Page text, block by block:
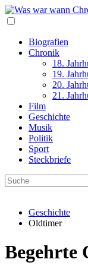
Biografien
Chronik
18.
19.
20.
21.
Film
Geschichte
Musik
Politik
Sport
Steckbriefe
Geschichte
Oldtimer
Begehrte